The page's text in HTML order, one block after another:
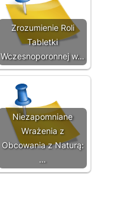
Zrozumienie Roli
Tabletki
Wczesnoporonnej w…
Niezapomniane
Wrażenia z
Obcowania z Naturą:
…